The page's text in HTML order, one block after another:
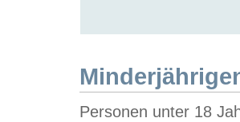
Personen unter 18